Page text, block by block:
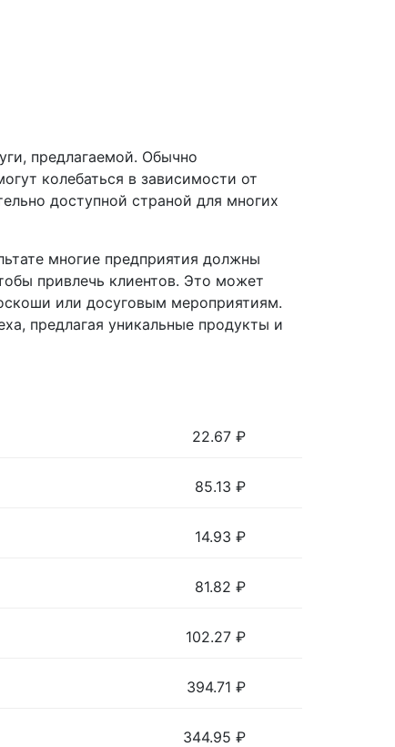
предлагаемой. Обычно
колебаться в зависимости от
доступной страной для многих
многие предприятия должны
привлечь клиентов. Это может
или досуговым мероприятиям.
предлагая уникальные продукты и
22.67 ₽
85.13 ₽
14.93 ₽
81.82 ₽
102.27 ₽
394.71 ₽
344.95 ₽